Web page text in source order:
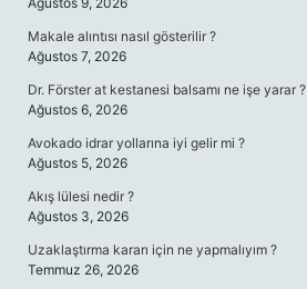
Makale alıntısı nasıl gösterilir ?
Ağustos 7, 2026
Dr. Förster at kestanesi balsamı ne işe yarar ?
Ağustos 6, 2026
Avokado idrar yollarına iyi gelir mi ?
Ağustos 5, 2026
Akış lülesi nedir ?
Ağustos 3, 2026
Uzaklaştırma kararı için ne yapmalıyım ?
Temmuz 26, 2026